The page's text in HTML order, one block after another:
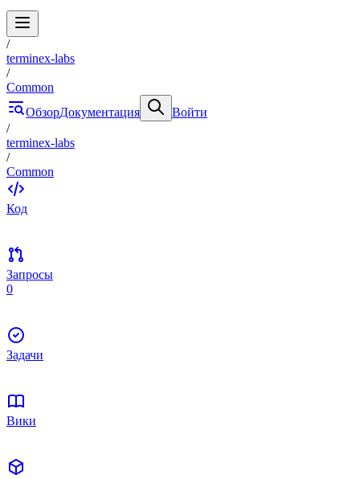
/
terminex-labs
/
Common
ОбзорДокументация
Войти
/
terminex-labs
/
Common
Код
Запросы
0
Задачи
Вики